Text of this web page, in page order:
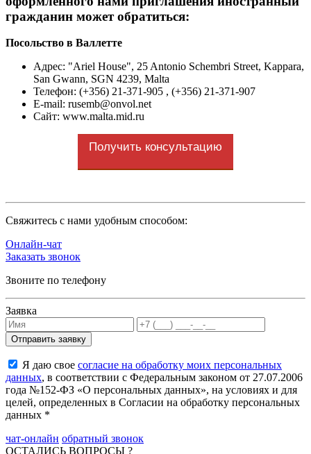
гражданин может обратиться:
Посольство в Валлетте
Адрес: "Ariel House", 25 Antonio Schembri Street, Kappara,
San Gwann, SGN 4239, Malta
Телефон: (+356) 21-371-905 , (+356) 21-371-907
E-mail: rusemb@onvol.net
Сайт: www.malta.mid.ru
Получить консультацию
Cвяжитесь с нами удобным способом:
Онлайн-чат
Заказать звонок
Звоните по телефону
Заявка
Я даю свое согласие на обработку моих персональных
данных, в соответствии с Федеральным законом от 27.07.2006
года №152-ФЗ «О персональных данных», на условиях и для
целей, определенных в Согласии на обработку персональных
данных *
чат-онлайн обратный звонок
ОСТАЛИСЬ ВОПРОСЫ ?